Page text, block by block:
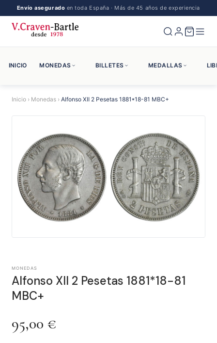
Envío asegurado en toda España · Más de 45 años de experiencia
INICIO MONEDAS BILLETES MEDALLAS
Inicio › Monedas › Alfonso XII 2 Pesetas 1881*18-81 MBC+
MONEDAS
Alfonso XII 2 Pesetas 1881*18-81
MBC+
95,00 €